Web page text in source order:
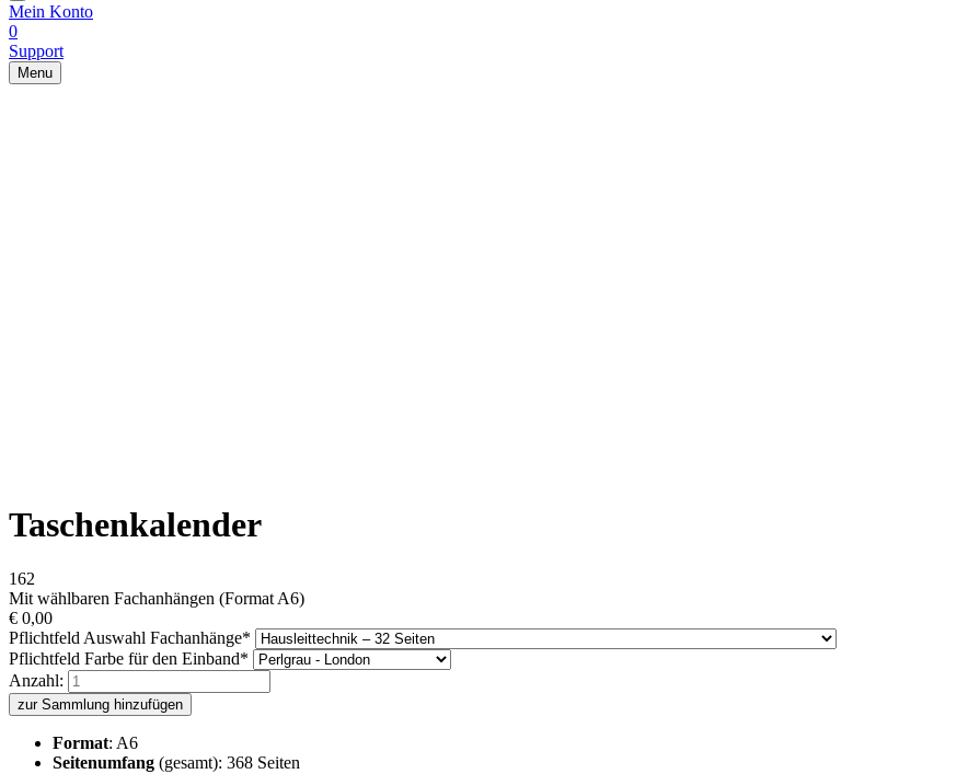
Mein Konto
0
Support
Menu
Taschenkalender
162
Mit wählbaren Fachanhängen (Format A6)
€ 0,00
Pflichtfeld Auswahl Fachanhänge*
Pflichtfeld Farbe für den Einband*
Anzahl:
zur Sammlung hinzufügen
Format: A6
Seitenumfang (gesamt): 368 Seiten